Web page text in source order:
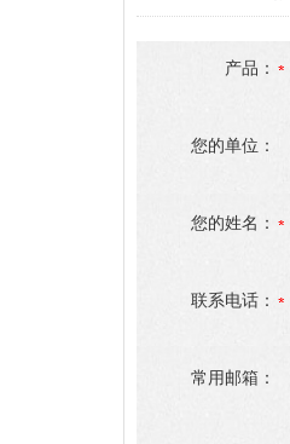
产品：
您的单位：
您的姓名：
联系电话：
常用邮箱：